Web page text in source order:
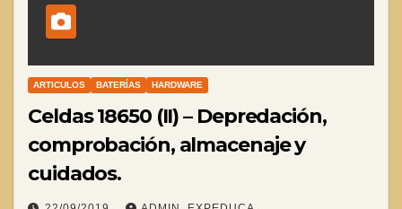
ARTICULOS BATERÍAS HARDWARE
Celdas 18650 (II) – Depredación,
comprobación, almacenaje y
cuidados.